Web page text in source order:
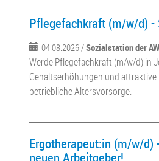
Pflegefachkraft (m/w/d) -
04.08.2026 /Sozialstation der
Werde Pflegefachkraft (m/w/d) in
Gehaltserhöhungen und
betriebliche Altersvorsorge.
Ergotherapeut:in (m/w/
neuen Arbeitgeber!